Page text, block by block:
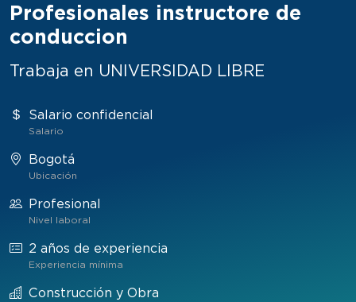
Profesionales instructore de
conduccion
Trabaja en UNIVERSIDAD LIBRE
Salario confidencial
Salario
Bogotá
Ubicación
Profesional
Nivel laboral
2 años de experiencia
Experiencia mínima
Construcción y Obra